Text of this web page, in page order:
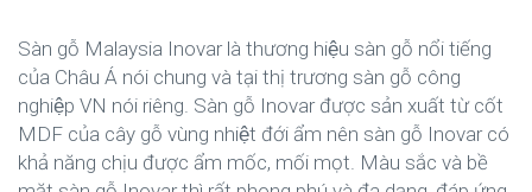
Sàn gỗ Malaysia Inovar là thương hiệu sàn gỗ nổi tiếng
của Châu Á nói chung và tại thị trương sàn gỗ công
nghiệp VN nói riêng. Sàn gỗ Inovar được sản xuất từ cốt
MDF của cây gỗ vùng nhiệt đới ẩm nên sàn gỗ Inovar có
khả năng chịu được ẩm mốc, mối mọt. Màu sắc và bề